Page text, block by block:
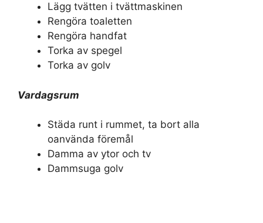
Lägg tvätten i tvättmaskinen
Rengöra toaletten
Rengöra handfat
Torka av spegel
Torka av golv
Vardagsrum
Städa runt i rummet, ta bort alla
oanvända föremål
Damma av ytor och tv
Dammsuga golv